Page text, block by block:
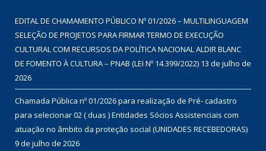
EDITAL DE CHAMAMENTO PÚBLICO Nº 01/2026 – MULTILINGUAGEM
SELEÇÃO DE PROJETOS PARA FIRMAR TERMO DE EXECUÇÃO
CULTURAL COM RECURSOS DA POLÍTICA NACIONAL ALDIR BLANC
DE FOMENTO À CULTURA – PNAB (LEI Nº 14.399/2022) 13 de julho de
2026
Chamada Pública nº 01/2026 para realização de Pré- cadastro
para selecionar 02 ( duas ) Entidades Sócios Assistenciais com
atuação no âmbito da proteção social (UNIDADES RECEBEDORAS)
9 de julho de 2026